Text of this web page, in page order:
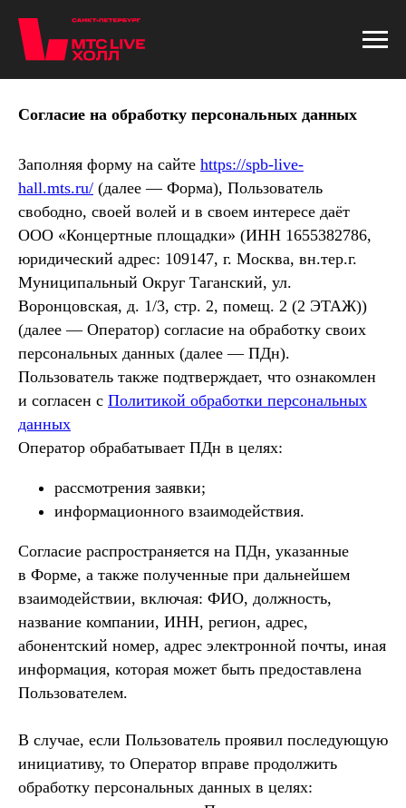
Согласие на обработку персональных данных
Заполняя форму на сайте https://spb-live-
hall.mts.ru/ (далее — Форма), Пользователь
свободно, своей волей и в своем интересе даёт
ООО «Концертные площадки» (ИНН 1655382786,
юридический адрес: 109147, г. Москва, вн.тер.г.
Муниципальный Округ Таганский, ул.
Воронцовская, д. 1/3, стр. 2, помещ. 2 (2 ЭТАЖ))
(далее — Оператор) согласие на обработку своих
персональных данных (далее — ПДн).
Пользователь также подтверждает, что ознакомлен
и согласен с Политикой обработки персональных
данных
Оператор обрабатывает ПДн в целях:
рассмотрения заявки;
информационного взаимодействия.
Согласие распространяется на ПДн, указанные
в Форме, а также полученные при дальнейшем
взаимодействии, включая: ФИО, должность,
название компании, ИНН, регион, адрес,
абонентский номер, адрес электронной почты, иная
информация, которая может быть предоставлена
Пользователем.
В случае, если Пользователь проявил последующую
инициативу, то Оператор вправе продолжить
обработку персональных данных в целях: